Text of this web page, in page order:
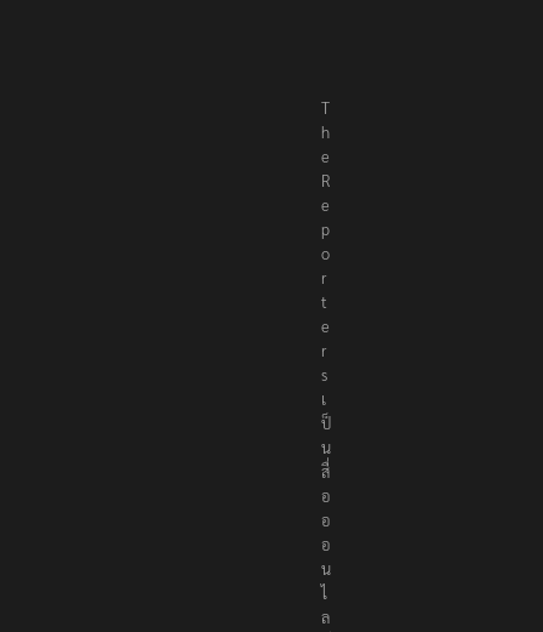
T
h
e
R
e
p
o
r
t
e
r
s
เ
ป็
น
สื่
อ
อ
อ
น
ไ
ล